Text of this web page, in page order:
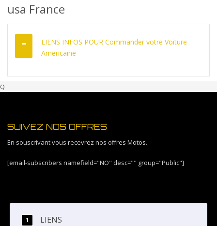
usa France
LIENS INFOS POUR Commander votre Voiture
Americaine
Q
SUIVEZ NOS OFFRES
En souscrivant vous recevrez nos offres Motos.
[email-subscribers namefield="NO" desc="" group="Public"]
LIENS